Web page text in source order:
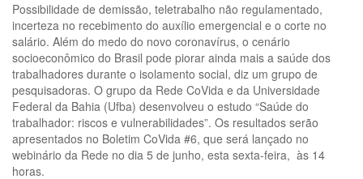
Possibilidade de demissão, teletrabalho não regulamentado,
incerteza no recebimento do auxílio emergencial e o corte no
salário. Além do medo do novo coronavírus, o cenário
socioeconômico do Brasil pode piorar ainda mais a saúde dos
trabalhadores durante o isolamento social, diz um grupo de
pesquisadoras. O grupo da Rede CoVida e da Universidade
Federal da Bahia (Ufba) desenvolveu o estudo “Saúde do
trabalhador: riscos e vulnerabilidades”. Os resultados serão
apresentados no Boletim CoVida #6, que será lançado no
webinário da Rede no dia 5 de junho, esta sexta-feira, às 14
horas.